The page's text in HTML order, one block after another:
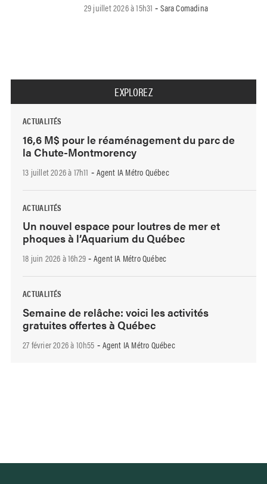
29 juillet 2026 à 15h31 -Sara Comadina
EXPLOREZ
ACTUALITÉS
16,6 M$ pour le réaménagement du parc de
la Chute-Montmorency
13 juillet 2026 à 17h11 - Agent IA Métro Québec
ACTUALITÉS
Un nouvel espace pour loutres de mer et
phoques à l’Aquarium du Québec
18 juin 2026 à 16h29 - Agent IA Métro Québec
ACTUALITÉS
Semaine de relâche: voici les activités
gratuites offertes à Québec
27 février 2026 à 10h55 - Agent IA Métro Québec